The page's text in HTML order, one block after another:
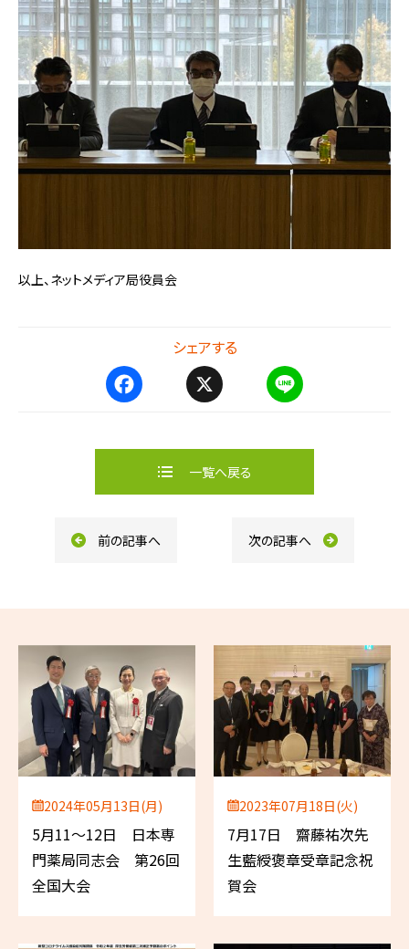
以上、ネットメディア局役員会
シェアする
e
o
e
一覧へ戻る
前の記事へ 次の記事へ
2024年05月13日(月)
5月11～12日 日本専
門薬局同志会 第26回
全国大会
2023年07月18日(火)
7月17日 齋藤祐次先
生藍綬褒章受章記念祝
賀会